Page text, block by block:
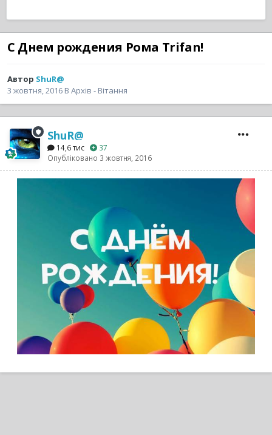
С Днем рождения Рома Trifan!
Автор ShuR@
3 жовтня, 2016 В Архів - Вітання
ShuR@
14,6 тис
37
Опубліковано 3 жовтня, 2016